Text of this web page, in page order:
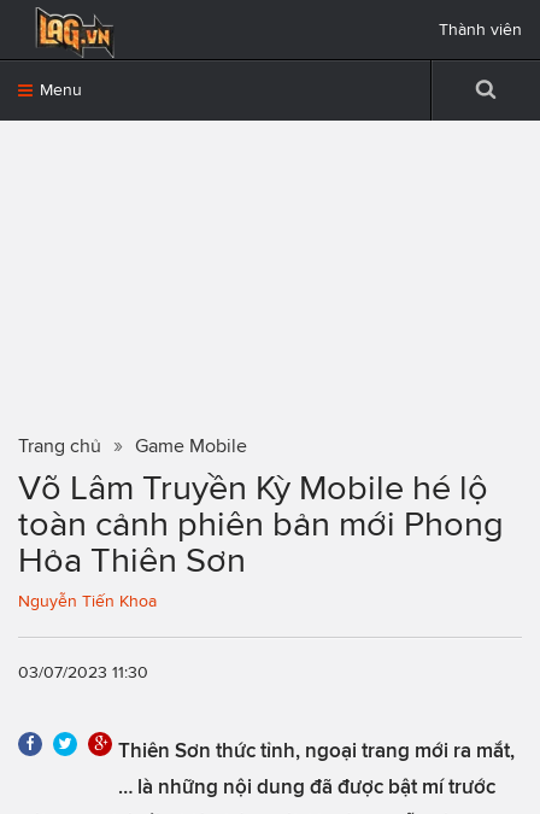
Menu
Thành viên
Trang chủ Game Mobile
Võ Lâm Truyền Kỳ Mobile hé lộ
toàn cảnh phiên bản mới Phong
Hỏa Thiên Sơn
Nguyễn Tiến Khoa
03/07/2023 11:30
Thiên Sơn thức tỉnh, ngoại trang mới ra mắt,
… là những nội dung đã được bật mí trước